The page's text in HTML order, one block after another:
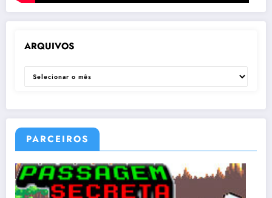
ARQUIVOS
ARQUIVOS
PARCEIROS